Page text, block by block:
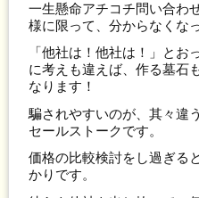
一生懸命アチコチ問い合わ
様に限って、分からなくな
「他社は！他社は！」とお
に考えも違えば、作る墓石
なります！
騙されやすいのが、其々違
セールストークです。
価格の比較検討をし過ぎる
かりです。